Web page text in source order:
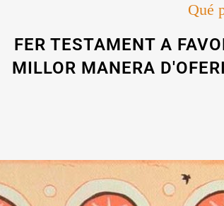
Qué
FER TESTAMENT A
MILLOR MANERA